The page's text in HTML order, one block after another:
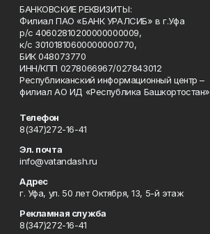
БАНКОВСКИЕ РЕКВИЗИТЫ:
Филиал ПАО «БАНК УРАЛСИБ» в г.Уфа
р/с 40602810200000000009,
к/с 30101810600000000770,
БИК 048073770
ИНН/КПП 0278066967/027843012
Республиканский информационный центр –
филиал АО ИД «Республика Башкортостан»
Телефон
8(347)272-16-41
Эл. почта
info@vatandash.ru
Адрес
г. Уфа, ул. 50 лет Октября, 13, 5-й этаж
Рекламная служба
8(347)272-16-41